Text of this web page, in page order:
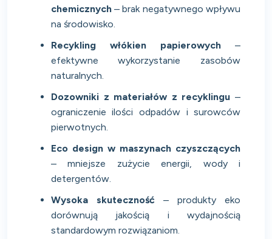
chemicznych– brak negatywnego wpływu
na środowisko.
Recykling włókien papierowych –
efektywne wykorzystanie zasobów
naturalnych.
Dozowniki z materiałów z recyklingu –
ograniczenie ilości odpadów i surowców
pierwotnych.
Eco design w maszynach czyszczących
– mniejsze zużycie energii, wody i
detergentów.
Wysoka skuteczność – produkty eko
dorównują jakością i wydajnością
standardowym rozwiązaniom.